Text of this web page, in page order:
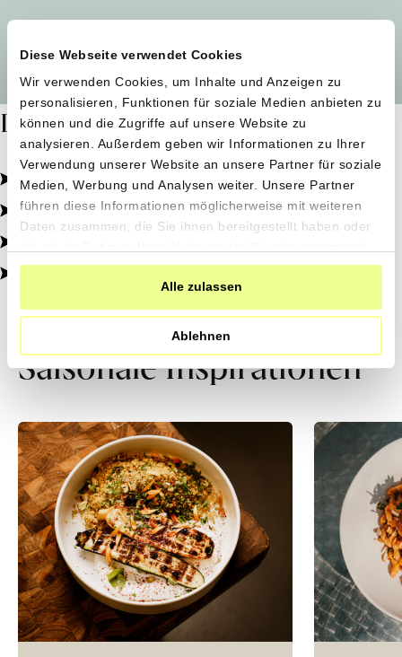
Diese Webseite verwendet Cookies
Wir verwenden Cookies, um Inhalte und Anzeigen zu
personalisieren, Funktionen für soziale Medien anbieten zu
können und die Zugriffe auf unsere Website zu
analysieren. Außerdem geben wir Informationen zu Ihrer
Verwendung unserer Website an unsere Partner für soziale
Medien, Werbung und Analysen weiter. Unsere Partner
führen diese Informationen möglicherweise mit weiteren
Daten zusammen, die Sie ihnen bereitgestellt haben oder
haben.
Alle zulassen
Ablehnen
Dafür stehen wir
Pestizidfrei angebaut, schonend verarbeitet.
Natürliche Zutaten, echter Geschmack.
Von kleinen Höfen, direkt zu dir.
100% transparent, 0% Zusatzstoffe.
Saisonale Inspirationen